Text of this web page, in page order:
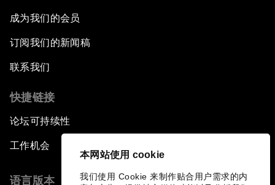
本网站使用 cookie
我们使用 Cookie 来制作贴合用户需求的内
成为我们的会员
订阅我们的新闻稿
联系我们
快捷链接
论坛可持续性
工作机会
语言版本